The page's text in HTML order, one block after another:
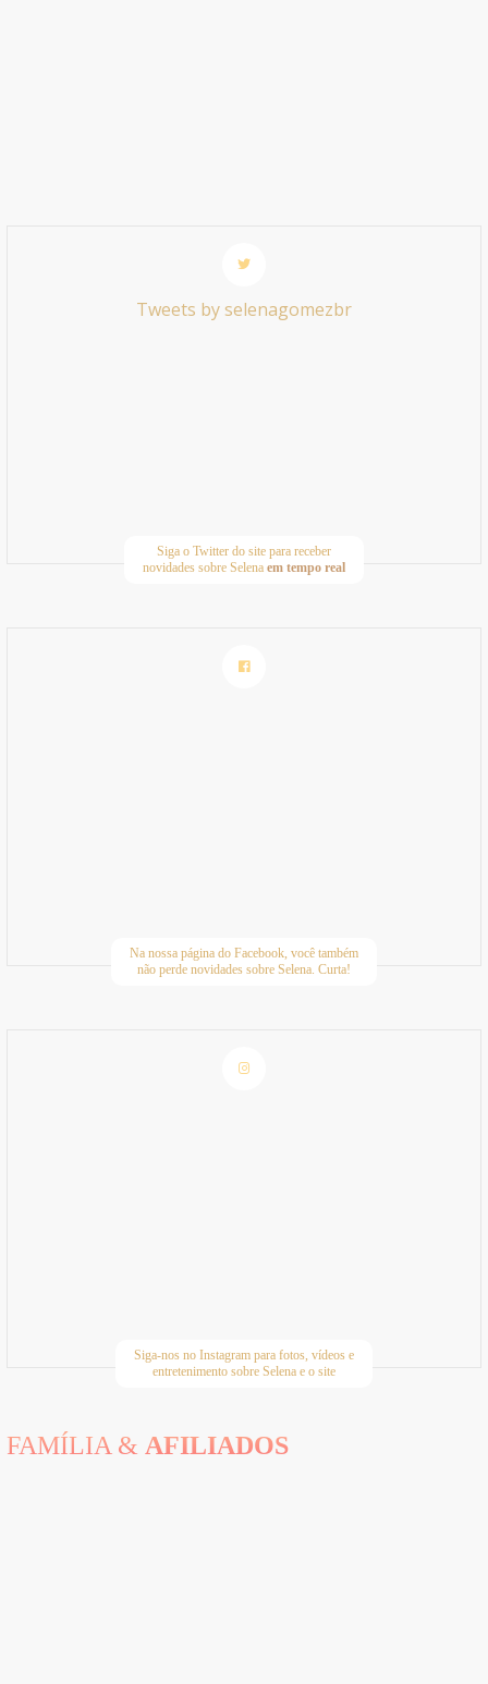
Tweets by selenagomezbr
Siga o Twitter do site para receber
novidades sobre Selena em tempo real
Na nossa página do Facebook, você também
não perde novidades sobre Selena. Curta!
Siga-nos no Instagram para fotos, vídeos e
entretenimento sobre Selena e o site
FAMÍLIA & AFILIADOS